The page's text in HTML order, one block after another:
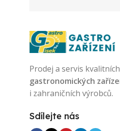
Prodej a servis
gastronomických
i zahraničních výrobců.
Sdílejte nás